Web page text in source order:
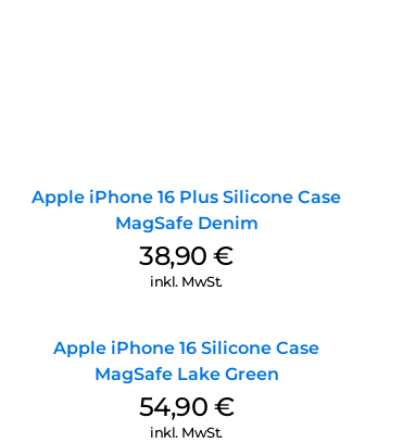
Apple iPhone 16 Plus Silicone Case
MagSafe Denim
38,90€
inkl. MwSt.
Apple iPhone 16 Silicone Case
MagSafe Lake Green
54,90 €
inkl. MwSt.